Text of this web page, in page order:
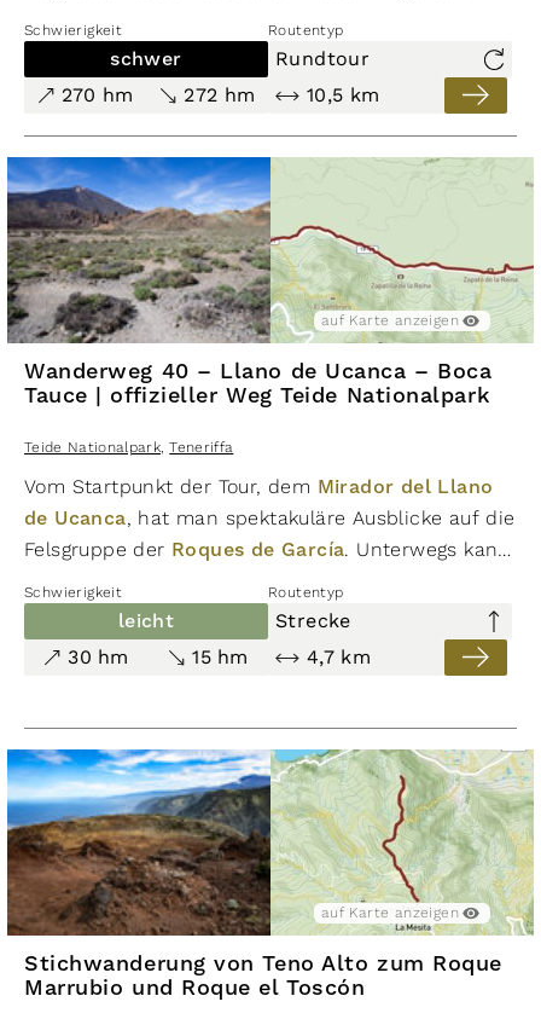
teilweise von Pflanzen überwachsen. Man wird
jedoch mit wunderbaren Ausblicken auf das Teide-
Massiv und die Nachbarinseln belohnt. Zur
Blütezeit findet man hier zahlreiche Tajinasten.
Schwierigkeit Routentyp
schwer
Rundtour
270 hm
272 hm 10,5 km
auf Karte anzeigen
Wanderweg 40 – Llano de Ucanca – Boca
Tauce | offizieller Weg Teide Nationalpark
Teide Nationalpark, Teneriffa
​Vom Startpunkt der Tour, dem Mirador del Llano
de Ucanca, hat man spektakuläre Ausblicke auf die
Felsgruppe der Roques de García. Unterwegs kann
Caldera-Randgebirge und dem imposanten Berg El
Sombrero genießen.
Schwierigkeit Routentyp
leicht
Strecke
30 hm
15 hm 4,7 km
auf Karte anzeigen
Stichwanderung von Teno Alto zum Roque
Marrubio und Roque el Toscón